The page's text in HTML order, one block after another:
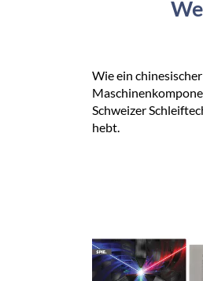
Wie ein
Schweizer
hebt.